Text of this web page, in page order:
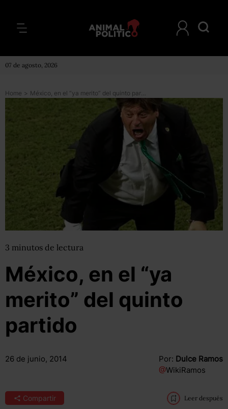
07 de agosto, 2026
Home > México, en el “ya merito” del quinto partido
3 minutos de lectura
México, en el “ya
merito” del quinto
partido
26 de junio, 2014 Por: Dulce Ramos
@WikiRamos
Compartir Leer después